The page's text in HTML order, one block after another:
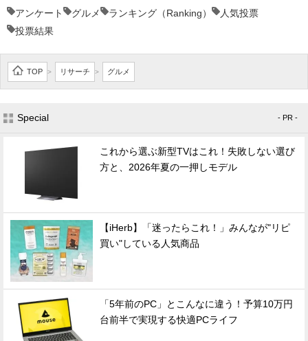
アンケート グルメ ランキング（Ranking）
人気投票
投票結果
TOP > リサーチ > グルメ
Special - PR -
これから選ぶ新型TVはこれ！失敗しない選び
方と、2026年夏の一押しモデル
【iHerb】「迷ったらこれ！」みんなが"リピ
買い"している人気商品
「5年前のPC」とこんなに違う！予算10万円
台前半で実現する快適PCライフ